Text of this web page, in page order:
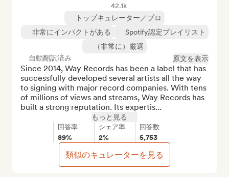
42.1k
トップキュレーター／プロ
非常にインパクトがある
Spotify認定プレイリスト
（非常に）厳選
自動翻訳済み
原文を表示
Since 2014, Way Records has been a label that has
successfully developed several artists all the way
to signing with major record companies. With tens
of millions of views and streams, Way Records has
built a strong reputation. Its expertis...
もっと見る
回答率
89%
シェア率
2%
回答数
5,753
類似のキュレーターを見る